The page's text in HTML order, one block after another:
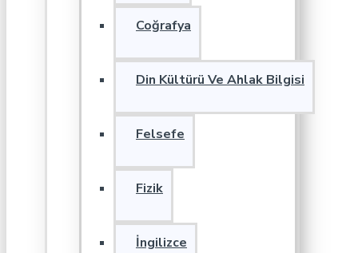
Coğrafya
Din Kültürü Ve Ahlak Bilgisi
Felsefe
Fizik
İngilizce